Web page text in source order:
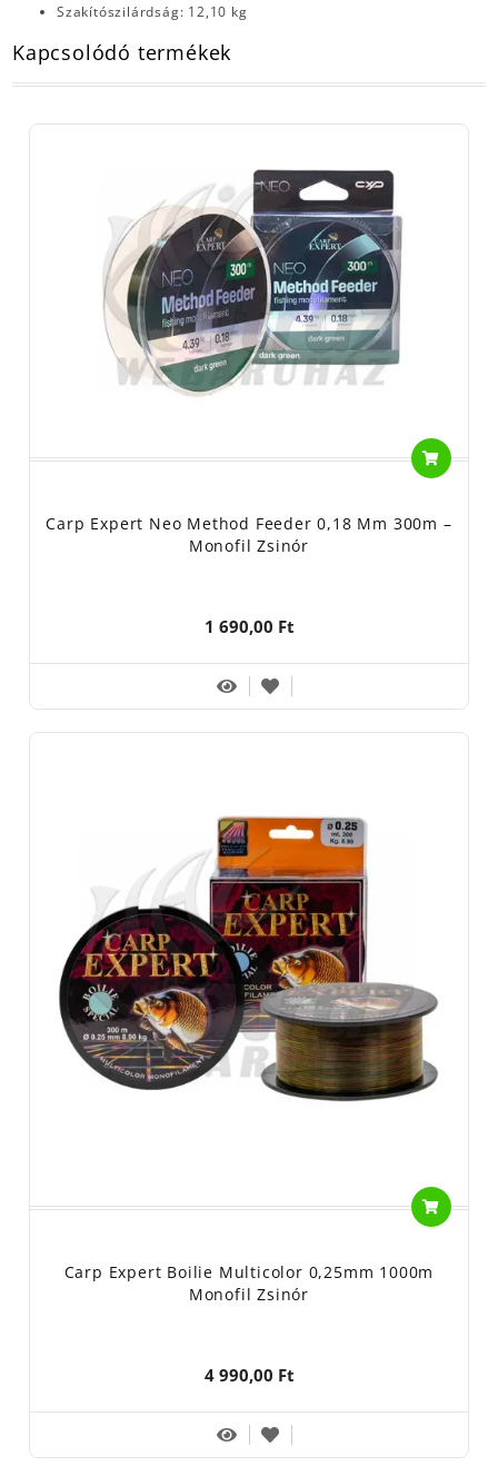
Szakítószilárdság: 12,10 kg
Kapcsolódó termékek
Carp Expert Neo Method Feeder 0,18 Mm 300m –
Monofil Zsinór
1 690,00 Ft
Carp Expert Boilie Multicolor 0,25mm 1000m
Monofil Zsinór
4 990,00 Ft